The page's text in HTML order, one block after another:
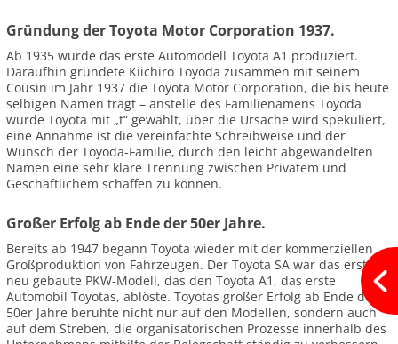
Gründung der Toyota Motor Corporation 1937.
Ab 1935 wurde das erste Automodell Toyota A1 produziert.
Daraufhin gründete Kiichiro Toyoda zusammen mit seinem
Cousin im Jahr 1937 die Toyota Motor Corporation, die bis heute
selbigen Namen trägt – anstelle des Familienamens Toyoda
wurde Toyota mit „t“ gewählt, über die Ursache wird spekuliert,
eine Annahme ist die vereinfachte Schreibweise und der
Wunsch der Toyoda-Familie, durch den leicht abgewandelten
Namen eine sehr klare Trennung zwischen Privatem und
Geschäftlichem schaffen zu können.
Großer Erfolg ab Ende der 50er Jahre.
Bereits ab 1947 begann Toyota wieder mit der kommerziellen
Großproduktion von Fahrzeugen. Der Toyota SA war das erste
neu gebaute PKW-Modell, das den Toyota A1, das erste
Automobil Toyotas, ablöste. Toyotas großer Erfolg ab Ende der
50er Jahre beruhte nicht nur auf den Modellen, sondern auch
auf dem Streben, die organisatorischen Prozesse innerhalb des